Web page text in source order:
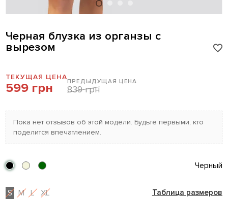
Черная блузка из органзы с
вырезом
ТЕКУЩАЯ ЦЕНА
599 грн ПРЕДЫДУЩАЯ ЦЕНА
839 грн
Пока нет отзывов об этой модели. Будьте первыми, кто
поделится впечатлением.
Черный
S M L XL Таблица размеров